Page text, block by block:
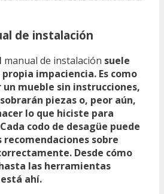
de instalación
manual de instalación suele
impaciencia. Es como
mueble sin instrucciones,
piezas o, peor aún,
lo que hiciste para
codo de desagüe puede
sobre
Desde cómo
las herramientas
ahí.